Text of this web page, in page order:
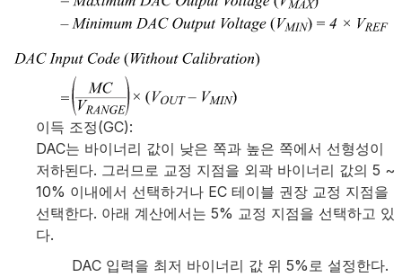
이득 조정(GC):
DAC는 바이너리 값이 낮은 쪽과 높은 쪽에서 선형성이
저하된다. 그러므로 교정 지점을 외곽 바이너리 값의 5 ~
10% 이내에서 선택하거나 EC 테이블 권장 교정 지점을
선택한다. 아래 계산에서는 5% 교정 지점을 선택하고 있
다.
DAC 입력을 최저 바이너리 값 위 5%로 설정한다.